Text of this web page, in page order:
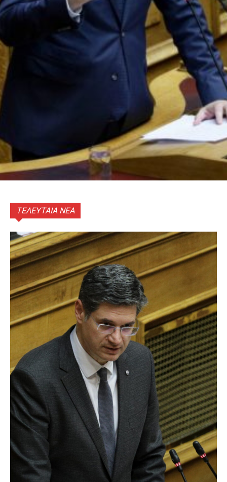
ΤΕΛΕΥΤΑΙΑ ΝΕΑ